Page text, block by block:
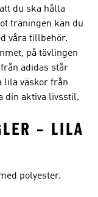
du ska hålla
träningen kan du
våra tillbehör.
på tävlingen
adidas står
lila väskor från
din aktiva livsstil.
– LILA
polyester.